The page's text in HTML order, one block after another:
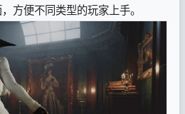
方便不同类型的玩家上手。